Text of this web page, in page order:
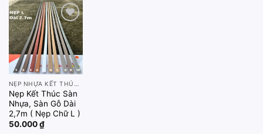
Add to
wishlist
Nẹp Kết Thúc Sàn
Nhựa, Sàn Gỗ Dài
2,7m ( Nẹp Chữ L )
50.000₫